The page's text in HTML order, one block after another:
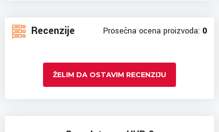
Recenzije Prosečna ocena proizvoda: 0
ŽELIM DA OSTAVIM RECENZIJU